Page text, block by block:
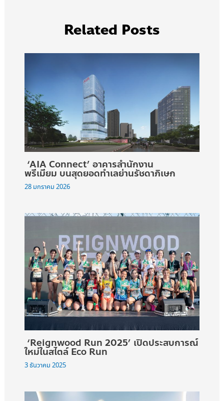
Related Posts
‘AIA Connect’ อาคารสำนักงาน
พรีเมียม บนสุดยอดทำเลย่านรัชดาภิเษก
28 มกราคม 2026
‘Reignwood Run 2025’ เปิดประสบการณ์
ใหม่ในสไตล์ Eco Run
3 ธันวาคม 2025